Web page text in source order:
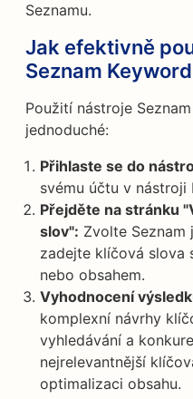
Seznamu.
Jak efektivně
Seznam
Použití nástroje
jednoduché:
Přihlaste se do
svému účtu v nástroji
Přejděte na stránku
slov": Zvolte
zadejte klíčová slova
nebo obsahem.
Vyhodnocení
komplexní návrhy
vyhledávání a
nejrelevantnější
optimalizaci obsahu.